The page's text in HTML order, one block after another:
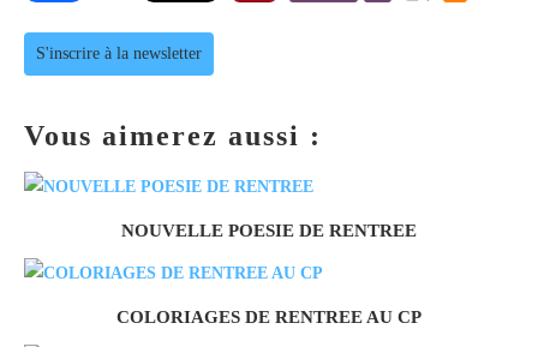
S'inscrire à la newsletter
Vous aimerez aussi :
NOUVELLE POESIE DE RENTREE
COLORIAGES DE RENTREE AU CP